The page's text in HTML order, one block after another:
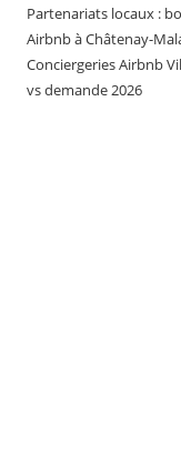
Partenariats locaux :
Airbnb à Châtenay-
Conciergeries Airbnb
vs demande 2026